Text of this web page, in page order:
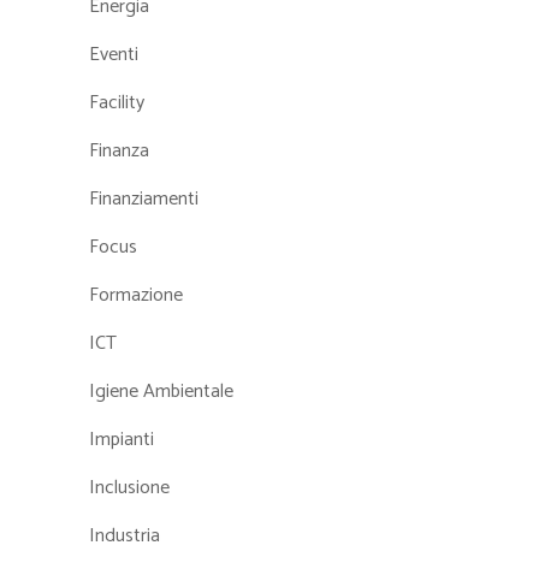
Energia
Eventi
Facility
Finanza
Finanziamenti
Focus
Formazione
ICT
Igiene Ambientale
Impianti
Inclusione
Industria